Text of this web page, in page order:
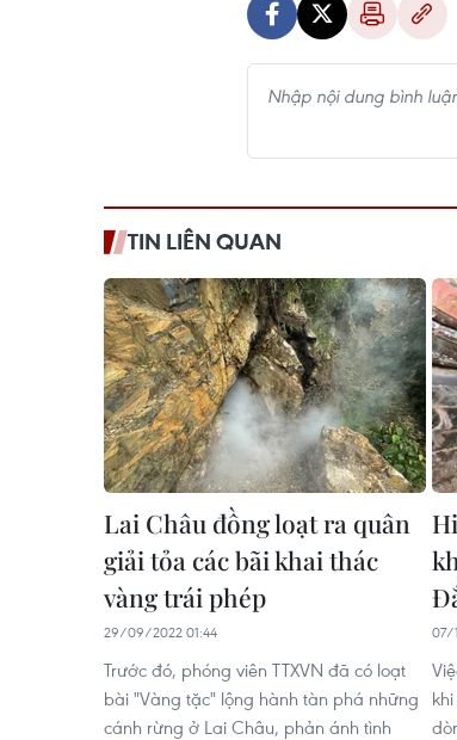
TIN LIÊN QUAN
Lai Châu đồng loạt ra quân
giải tỏa các bãi khai thác
vàng trái phép
29/09/2022 01:44
Trước đó, phóng viên TTXVN đã có loạt
bài "Vàng tặc" lộng hành tàn phá những
cánh rừng ở Lai Châu, phản ánh tình
07/